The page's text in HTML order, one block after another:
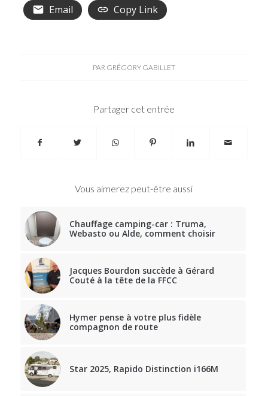
Email
Copy Link
PAR GRÉGORY GABILLET
Partager cet entrée
Vous aimerez peut-être aussi
Chauffage camping-car : Truma,
Webasto ou Alde, comment choisir
Jacques Bourdon succède à Gérard
Couté à la tête de la FFCC
Hymer pense à votre plus fidèle
compagnon de route
Star 2025, Rapido Distinction i166M